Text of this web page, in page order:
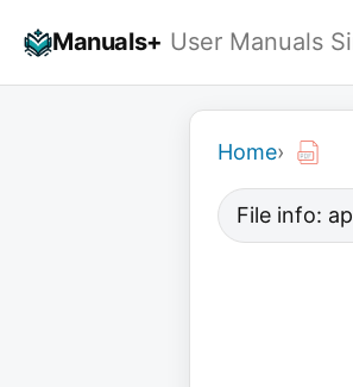
Manuals+ User Manuals
Home›
File info: